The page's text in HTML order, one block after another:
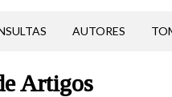
AUTORES
Artigos